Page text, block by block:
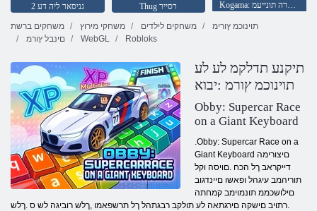
2 גניסאר ליה דע Thug רסייר
משחקים ברשת משחקי מירוץ משחקים לילדים
תוינוכמ ץורימ
םינבל ץורמ
WebGL Robloks
תיקנע תדלקמ לע לע
תוינוכמ ץורמ :יבוא
Obby: Supercar Race
on a Giant Keyboard
.Obby: Supercar Race on a
Giant Keyboard םיצורימה
דייקראב ךל הכח .םויסה וקל
תוריהמב עיגהל ופאשו םיינדגוב
םילושכממ תונמוימב קמחתה
.רתויב םישקה םירגתאה לע תולקב רבגתהל ךל תרשפאמו ,ךלש רוביגה לש ס .ךלש